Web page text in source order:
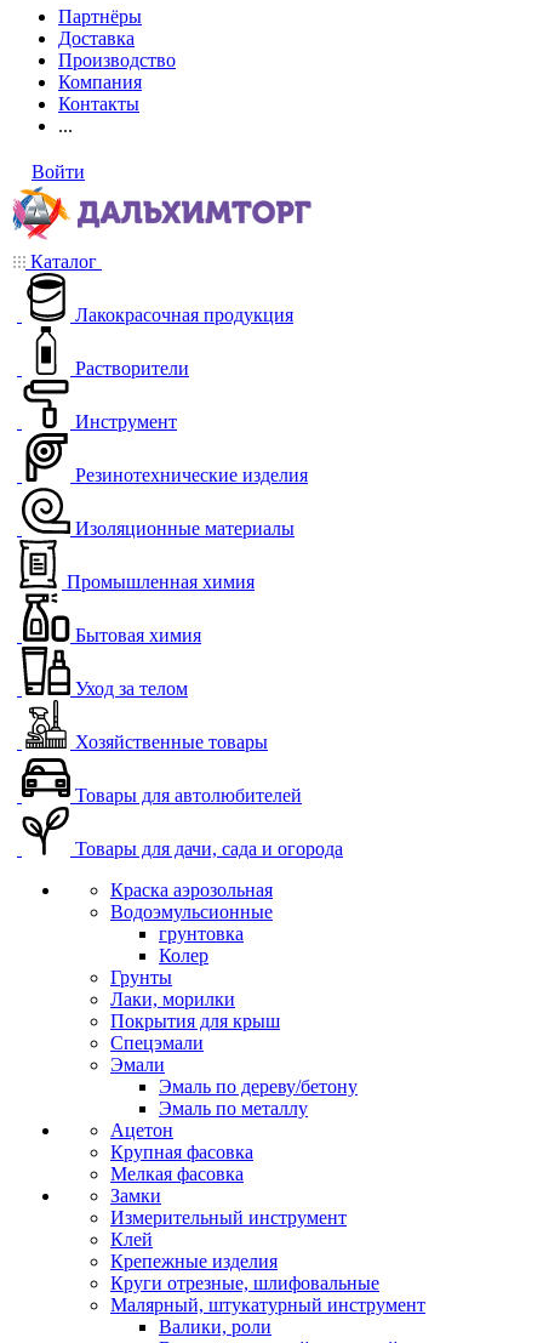
Партнёры
Доставка
Производство
Компания
Контакты
...
Войти
Каталог
Лакокрасочная продукция
Растворители
Инструмент
Резинотехнические изделия
Изоляционные материалы
Промышленная химия
Бытовая химия
Уход за телом
Хозяйственные товары
Товары для автолюбителей
Товары для дачи, сада и огорода
Краска аэрозольная
Водоэмульсионные
грунтовка
Колер
Грунты
Лаки, морилки
Покрытия для крыш
Спецэмали
Эмали
Эмаль по дереву/бетону
Эмаль по металлу
Ацетон
Крупная фасовка
Мелкая фасовка
Замки
Измерительный инструмент
Клей
Крепежные изделия
Круги отрезные, шлифовальные
Малярный, штукатурный инструмент
Валики, роли